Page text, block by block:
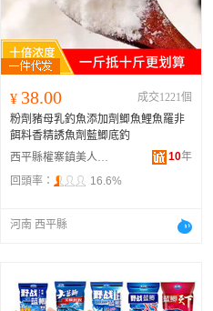
¥ 38.00
成交1221個
粉劑豬母乳釣魚添加劑鯽魚鯉魚羅非
餌料香精誘魚劑藍鯽底釣
西平縣權寨鎮美人魚漁具漁護批發部
10年
回頭率：
16.6%
河南 西平縣